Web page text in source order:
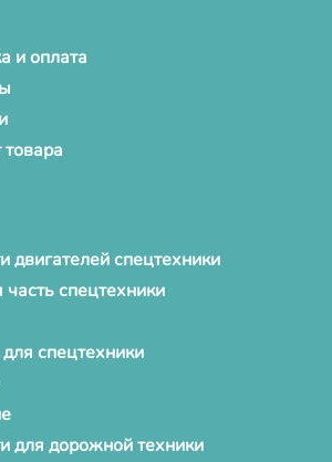
и оплата
двигателей спецтехники
спецтехники
спецтехники
для дорожной техники